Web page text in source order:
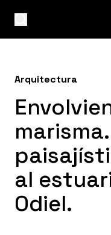
Arquitectura
al
Odiel.